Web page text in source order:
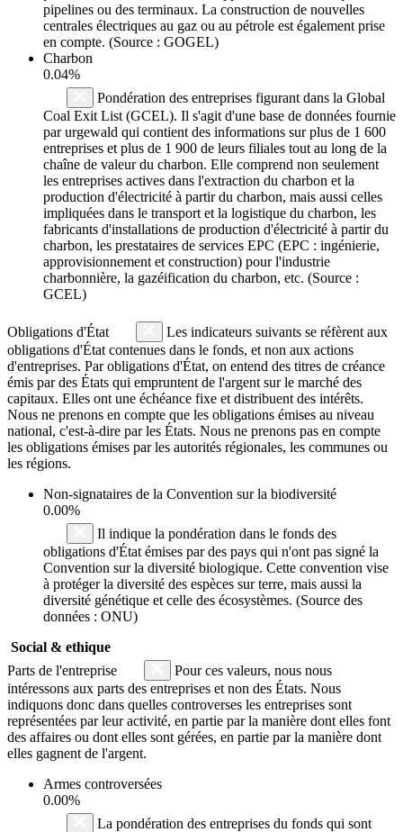
pipelines ou des terminaux. La construction de nouvelles
centrales électriques au gaz ou au pétrole est également prise
en compte. (Source : GOGEL)
Charbon
0.04%
Pondération des entreprises figurant dans la Global
Coal Exit List (GCEL). Il s'agit d'une base de données fournie
par urgewald qui contient des informations sur plus de 1 600
entreprises et plus de 1 900 de leurs filiales tout au long de la
chaîne de valeur du charbon. Elle comprend non seulement
les entreprises actives dans l'extraction du charbon et la
production d'électricité à partir du charbon, mais aussi celles
impliquées dans le transport et la logistique du charbon, les
fabricants d'installations de production d'électricité à partir du
charbon, les prestataires de services EPC (EPC : ingénierie,
approvisionnement et construction) pour l'industrie
charbonnière, la gazéification du charbon, etc. (Source :
GCEL)
Obligations d'État
Les indicateurs suivants se réfèrent aux
obligations d'État contenues dans le fonds, et non aux actions
d'entreprises. Par obligations d'État, on entend des titres de créance
émis par des États qui empruntent de l'argent sur le marché des
capitaux. Elles ont une échéance fixe et distribuent des intérêts.
Nous ne prenons en compte que les obligations émises au niveau
national, c'est-à-dire par les États. Nous ne prenons pas en compte
les obligations émises par les autorités régionales, les communes ou
les régions.
Non-signataires de la Convention sur la biodiversité
0.00%
Il indique la pondération dans le fonds des
obligations d'État émises par des pays qui n'ont pas signé la
Convention sur la diversité biologique. Cette convention vise
à protéger la diversité des espèces sur terre, mais aussi la
diversité génétique et celle des écosystèmes. (Source des
données : ONU)
Social & ethique
Parts de l'entreprise
Pour ces valeurs, nous nous
intéressons aux parts des entreprises et non des États. Nous
indiquons donc dans quelles controverses les entreprises sont
représentées par leur activité, en partie par la manière dont elles font
des affaires ou dont elles sont gérées, en partie par la manière dont
elles gagnent de l'argent.
Armes controversées
0.00%
La pondération des entreprises du fonds qui sont